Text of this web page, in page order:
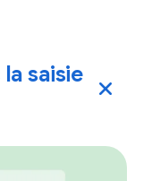
saisie